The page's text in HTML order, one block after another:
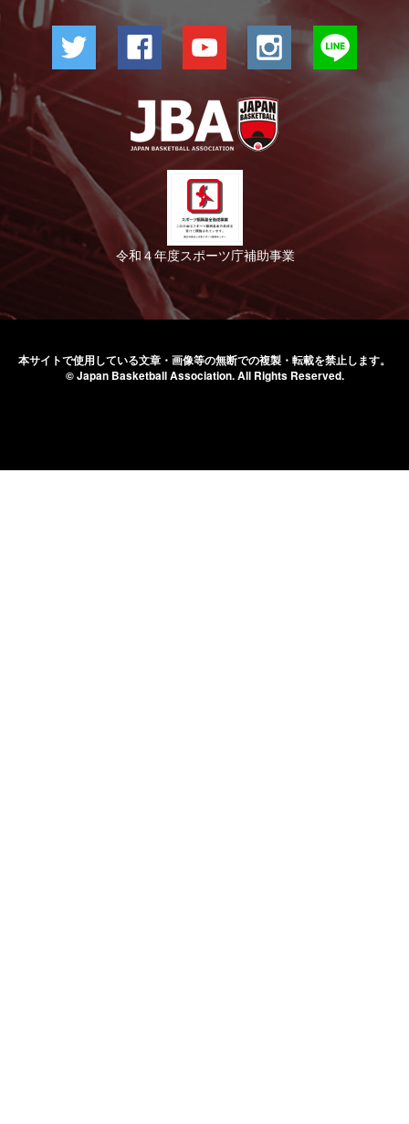
令和４年度スポーツ庁補助事業
本サイトで使用している文章・画像等の無断での複製・転載を禁止します。
© Japan Basketball Association.All Rights Reserved.